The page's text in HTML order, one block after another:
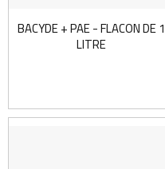
BACYDE + PAE - FLACON DE 1
LITRE